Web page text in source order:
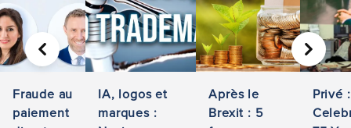
Fraude au
paiement
IA, logos et
marques :
Après le
Brexit : 5
Privé :
PRÉCÉDENT